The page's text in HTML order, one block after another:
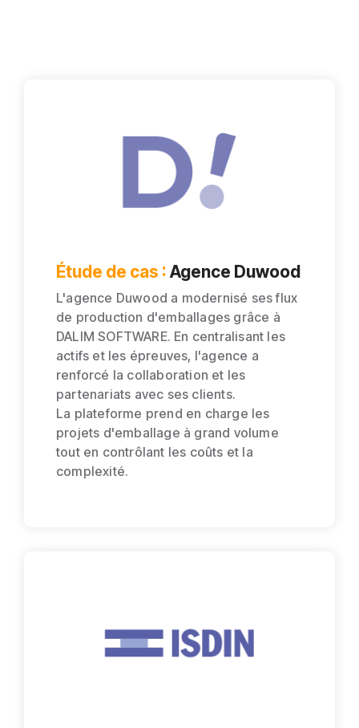
Étude de cas : Agence Duwood
L'agence Duwood a modernisé ses flux
de production d'emballages grâce à
DALIM SOFTWARE. En centralisant les
actifs et les épreuves, l'agence a
renforcé la collaboration et les
partenariats avec ses clients.
La plateforme prend en charge les
projets d'emballage à grand volume
tout en contrôlant les coûts et la
complexité.